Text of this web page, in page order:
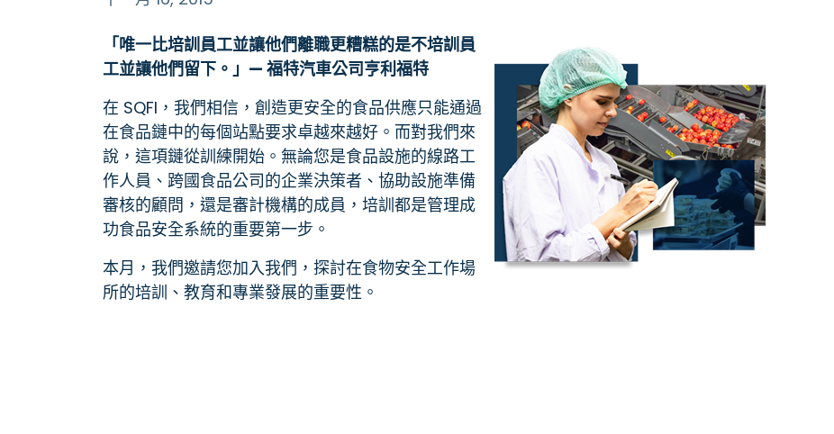
「唯一比培訓員工並讓他們離職更糟糕的是不培訓員
工並讓他們留下。」— 福特汽車公司亨利福特
在 SQFI，我們相信，創造更安全的食品供應只能通過
在食品鏈中的每個站點要求卓越來越好。而對我們來
說，這項鏈從訓練開始。無論您是食品設施的線路工
作人員、跨國食品公司的企業決策者、協助設施準備
審核的顧問，還是審計機構的成員，培訓都是管理成
功食品安全系統的重要第一步。
本月，我們邀請您加入我們，探討在食物安全工作場
所的培訓、教育和專業發展的重要性。